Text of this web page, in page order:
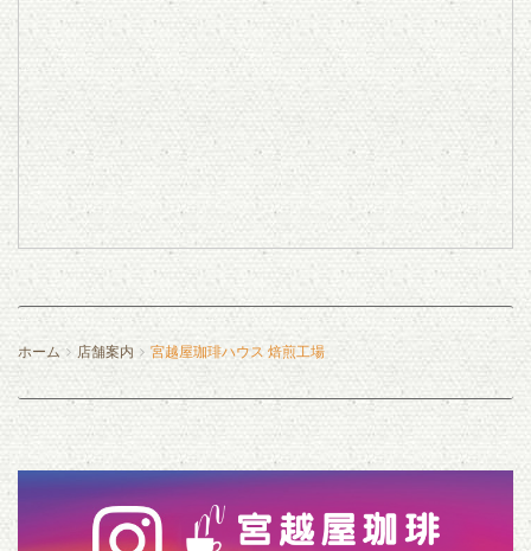
ホーム 店舗案内 宮越屋珈琲ハウス 焙煎工場